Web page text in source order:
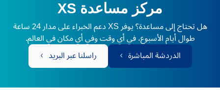
مركز مساعدة XS
هل تحتاج إلى مساعدة؟ يوفر XS دعم الخبراء على مدار 24 ساعة
طوال أيام الأسبوع، في أي وقت وفي أي مكان في العالم.
الدردشة المباشرة
راسلنا عبر البريد